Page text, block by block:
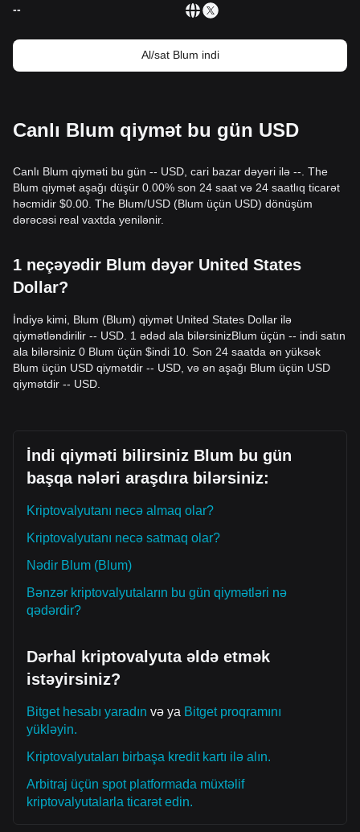
Hazırkı texniki struktur və bazar momentumuna əsasən
qırılarsa və ticarət həcmi əhəmiyyətli dərəcədə artarsa, bu,
yeni yüksəliş trendinin başlanmasını təsdiqləyə bilər.
• Əgər Blum qiyməti$0.0052səviyyəsindən aşağı düşərsə,
bazar daha dərin korrektə mərhələsinə keçə bilər və
potensial olaraq daha aşağı likvidlik hovuzlarını yoxlaya bilər.
Alış strategiyası
tövsiyə olunur:
Mühafizəkar investorlar
• Blum qiymətinin
(yenidən yoxlama) zamanı daxil olun.
• Alternativ olaraq, qiymət$0.0055dəstək sahəsinə
toxunarsa, lakin aşağı qırılma baş verməzsə, kiçik hissələr
üzrə akkumulasiya edin.
Trendlə gedən investorlar
stop-loss-ları daha sıxlaşdırın.
Uzunmüddətli investorlar
• Bazar$0.0050makrostruktur dəstəyinin üzərində qaldığı
uzunmüddətli perspektiv konstruktiv olaraq qalır.
Tendensiyalar üzrə xülasə
Qısamüddətli baxışdan, Blum son 7 gündə qiymət
sərgiləyib; bazar sentimenti Ehtiyatlı optimizmə doğru
dəyişdiyi üçün. Treyderlər hazırda mövcud tarazlığı pozacaq
Ayiş (bullish) ssenarisi: $0.0082səviyyəsinin üzərindən
çıxış növbəti əsas psixoloji səviyyə olan
hədəfləyir.
Bəayi (bearish) ssenarisi:
$0.0055
səviyyəsindən aşağı
düşüş
dəstək səviyyəsinin testinə səbəb ola bilər.
Bazar konsensusu
Analitiklər arasında ümumi konsensus belədir: Blum yaxın
müddətdə ya yan-yana hərəkətlər göstərə bilər, ya da
konsolidasiya edə bilər; lakin qiymət kritik$0.0055
səviyyəsinin üzərində qaldığı müddətdə orta müddətli trend
neytral-pozitiv
--
Al/sat Blum indi
Canlı Blum qiymət bu gün USD
Canlı Blum qiyməti bu gün -- USD, cari bazar dəyəri ilə --. The
Blum qiymət aşağı düşür 0.00% son 24 saat və 24 saatlıq ticarət
həcmidir $0.00. The Blum/USD (Blum üçün USD) dönüşüm
dərəcəsi real vaxtda yenilənir.
1 neçəyədir Blum dəyər United States
Dollar?
İndiyə kimi, Blum (Blum) qiymət United States Dollar ilə
qiymətləndirilir -- USD. 1 ədəd ala bilərsinizBlum üçün -- indi satın
ala bilərsiniz 0 Blum üçün $indi 10. Son 24 saatda ən yüksək
Blum üçün USD qiymətdir -- USD, və ən aşağı Blum üçün USD
qiymətdir -- USD.
İndi qiyməti bilirsiniz Blum bu gün
başqa nələri araşdıra bilərsiniz:
Kriptovalyutanı necə almaq olar?
Kriptovalyutanı necə satmaq olar?
Nədir Blum (Blum)
Bənzər kriptovalyutaların bu gün qiymətləri nə
qədərdir?
Dərhal kriptovalyuta əldə etmək
istəyirsiniz?
Bitget hesabı yaradın və ya Bitget proqramını
yükləyin.
Kriptovalyutaları birbaşa kredit kartı ilə alın.
Arbitraj üçün spot platformada müxtəlif
kriptovalyutalarla ticarət edin.